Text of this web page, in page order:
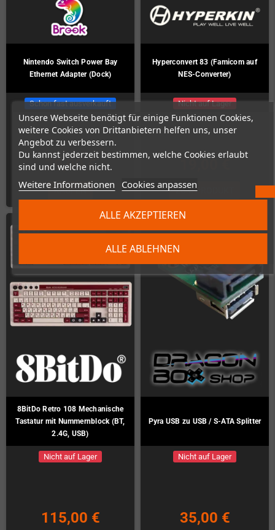
Unsere Webseite benötigt für einige Funktionen Cookies,
weitere Cookies von Drittanbietern helfen uns, unser
Angebot zu verbessern.
Du kannst jederzeit bestimmen, welche Cookies erlaubt
sind und welche nicht.
Weitere Informationen Cookies anpassen
ALLE ABLEHNEN
ALLE AKZEPTIEREN
Nintendo Switch Power Bay
Ethernet Adapter (Dock)
Schon fast ausverkauft
79,00 €
KAUFEN
Hyperconvert 83 (Famicom auf
NES-Converter)
Nicht auf Lager
ZUM PRODUKT
8BitDo Retro 108 Mechanische
Tastatur mit Nummernblock (BT,
2.4G, USB)
Nicht auf Lager
115,00 €
Pyra USB zu USB / S-ATA Splitter
Nicht auf Lager
35,00 €